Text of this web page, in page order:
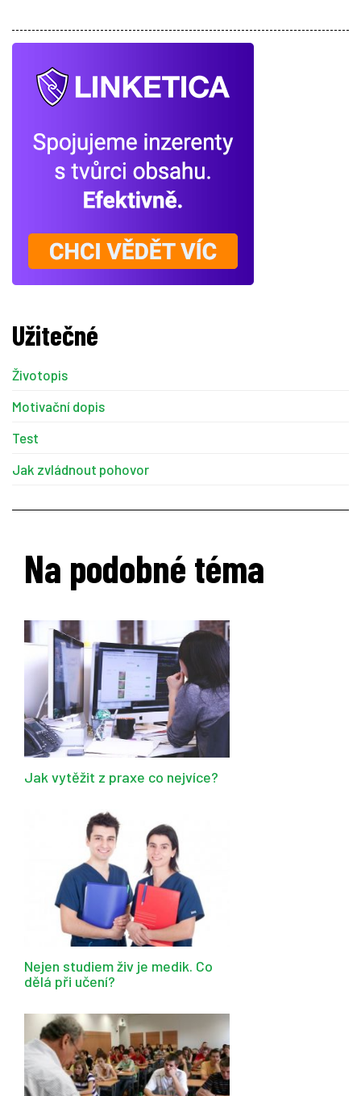
Užitečné
Životopis
Motivační dopis
Test
Jak zvládnout pohovor
Na podobné téma
Jak vytěžit z praxe co nejvíce?
Nejen studiem živ je medik. Co
dělá při učení?